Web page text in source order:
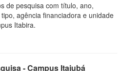
de pesquisa com título, ano,
agência financiadora e unidade
Itabira.
- Campus Itajubá